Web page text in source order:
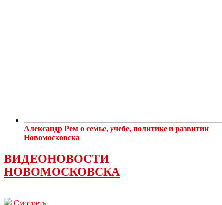
Александр Рем о семье, учебе, политике и развитии
Новомосковска
ВИДЕОНОВОСТИ
НОВОМОСКОВСКА
Смотреть